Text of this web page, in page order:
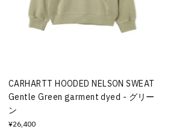
CARHARTT HOODED NELSON SWEAT
Gentle Green garment dyed - グリー
ン
¥26,400